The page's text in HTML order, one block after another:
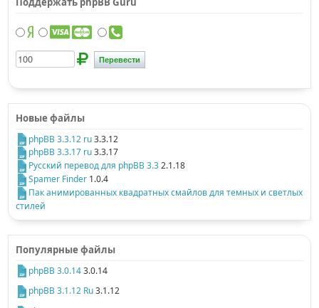
Новые файлы
phpBB 3.3.12 ru3.3.12
phpBB 3.3.17 ru3.3.17
Русский перевод для phpBB 3.32.1.18
Spamer Finder 1.0.4
Пак анимированных квадратных смайлов для темных и светлых
стилей
Популярные файлы
phpBB 3.0.143.0.14
phpBB 3.1.12 Ru3.1.12